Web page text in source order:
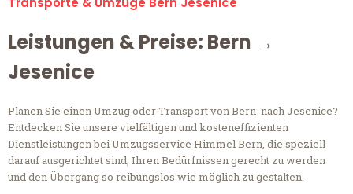
Leistungen & Preise: Bern →
Jesenice
Planen Sie einen Umzug oder Transport von Bern nach Jesenice?
Entdecken Sie unsere vielfältigen und kosteneffizienten
Dienstleistungen bei Umzugsservice Himmel Bern, die speziell
darauf ausgerichtet sind, Ihren Bedürfnissen gerecht zu werden
und den Übergang so reibungslos wie möglich zu gestalten.